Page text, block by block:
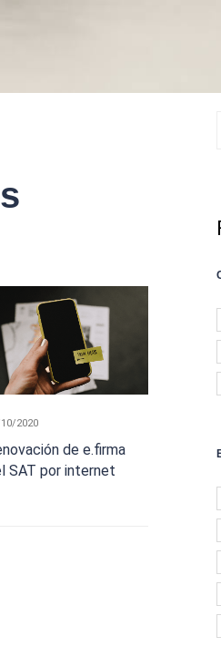
2020
de e.firma
SAT por internet